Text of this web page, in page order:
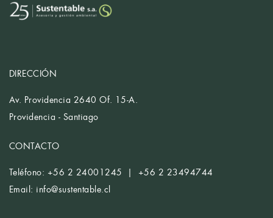
DIRECCIÓN
Av. Providencia 2640 Of. 15-A.
Providencia - Santiago
CONTACTO
Teléfono: +56 2 24001245 | +56 2 23494744
Email: info@sustentable.cl